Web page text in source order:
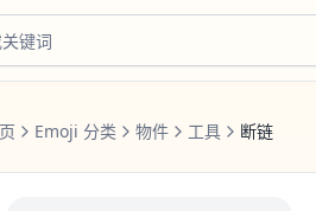
Emoji 分类 物件 工具 断链